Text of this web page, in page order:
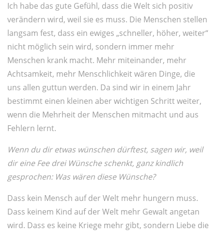
Ich habe das gute Gefühl, dass die Welt sich positiv
verändern wird, weil sie es muss. Die Menschen stellen
langsam fest, dass ein ewiges „schneller, höher, weiter“
nicht möglich sein wird, sondern immer mehr
Menschen krank macht. Mehr miteinander, mehr
Achtsamkeit, mehr Menschlichkeit wären Dinge, die
uns allen guttun werden. Da sind wir in einem Jahr
bestimmt einen kleinen aber wichtigen Schritt weiter,
wenn die Mehrheit der Menschen mitmacht und aus
Fehlern lernt.
Wenn du dir etwas wünschen dürftest, sagen wir, weil
dir eine Fee drei Wünsche schenkt, ganz kindlich
gesprochen: Was wären diese Wünsche?
Dass kein Mensch auf der Welt mehr hungern muss.
Dass keinem Kind auf der Welt mehr Gewalt angetan
wird. Dass es keine Kriege mehr gibt, sondern Liebe die